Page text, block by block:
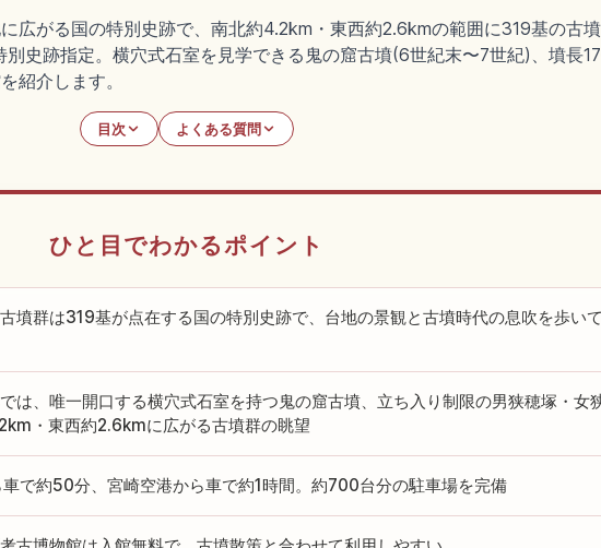
広がる国の特別史跡で、南北約4.2km・東西約2.6kmの範囲に319基の古
史跡指定。横穴式石室を見学できる鬼の窟古墳(6世紀末〜7世紀)、墳長
紹介します。
目次 よくある質問
ひと目でわかるポイント
墳群は319基が点在する国の特別史跡で、台地の景観と古墳時代の息吹を歩い
は、唯一開口する横穴式石室を持つ鬼の窟古墳、立ち入り制限の男狭穂塚・女
・東西約2.6kmに広がる古墳群の眺望
で約50分、宮崎空港から車で約1時間。約700台分の駐車場を完備